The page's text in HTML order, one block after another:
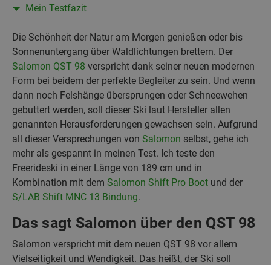
Mein Testfazit
Die Schönheit der Natur am Morgen genießen oder bis
Sonnenuntergang über Waldlichtungen brettern. Der
Salomon QST 98 verspricht dank seiner neuen modernen
Form bei beidem der perfekte Begleiter zu sein. Und wenn
dann noch Felshänge übersprungen oder Schneewehen
gebuttert werden, soll dieser Ski laut Hersteller allen
genannten Herausforderungen gewachsen sein. Aufgrund
all dieser Versprechungen von Salomon selbst, gehe ich
mehr als gespannt in meinen Test. Ich teste den
Freerideski in einer Länge von 189 cm und in
Kombination mit dem Salomon Shift Pro Boot und der
S/LAB Shift MNC 13 Bindung.
Das sagt Salomon über den QST 98
Salomon verspricht mit dem neuen QST 98 vor allem
Vielseitigkeit und Wendigkeit. Das heißt, der Ski soll